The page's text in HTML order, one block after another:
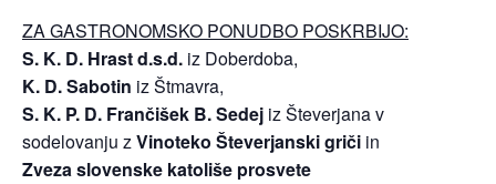
ZA GASTRONOMSKO PONUDBO POSKRBIJO:
S. K. D. Hrast d.s.d. iz Doberdoba,
K. D. Sabotin iz Štmavra,
S. K. P. D. Frančišek B. Sedej iz Števerjana v
sodelovanju zVinoteko Števerjanski griči in
Zveza slovenske katoliše prosvete